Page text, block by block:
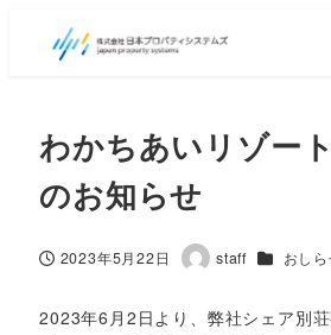
わかちあいリゾー
のお知らせ
投稿日
2023年5月22日
著
staff カテゴリ
おし
2023年6月2日より、弊社シェア別